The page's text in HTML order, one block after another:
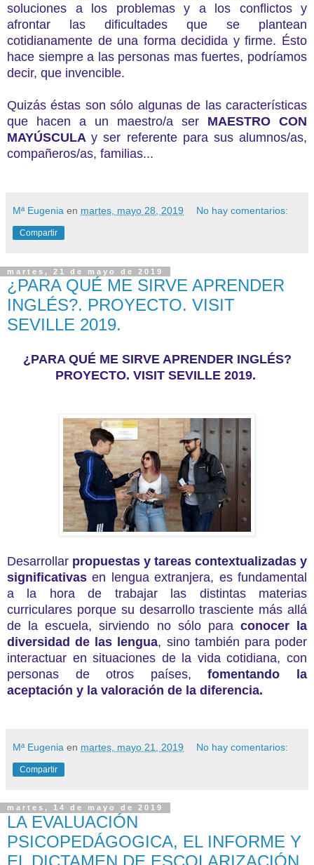
soluciones a los problemas y a los conflictos y
afrontar las dificultades que se plantean
cotidianamente de una forma decidida y firme. Ésto
hace siempre a las personas mas fuertes, podríamos
decir, que invencible.
Quizás éstas son sólo algunas de las características
que hacen a un maestro/a ser MAESTRO CON
MAYÚSCULAy ser referente para sus alumnos/as,
compañeros/as, familias...
Mª Eugenia en martes, mayo 28, 2019 No hay comentarios:
Compartir
martes, 21 de mayo de 2019
¿PARA QUÉ ME SIRVE APRENDER
INGLÉS?. PROYECTO. VISIT
SEVILLE 2019.
¿PARA QUÉ ME SIRVE APRENDER INGLÉS?
PROYECTO. VISIT SEVILLE 2019.
Desarrollar propuestas y tareas contextualizadas y
significativasen lengua extranjera, es fundamental
a la hora de trabajar las distintas materias
curriculares porque su desarrollo trasciente más allá
de la escuela, sirviendo no sólo para conocer la
diversidad de las lengua, sino también para poder
interactuar en situaciones de la vida cotidiana, con
personas de otros países,fomentando la
aceptación y la valoración de la diferencia.
Mª Eugenia en martes, mayo 21, 2019 No hay comentarios:
Compartir
martes, 14 de mayo de 2019
LA EVALUACIÓN
PSICOPEDÁGOGICA, EL INFORME Y
EL DICTAMEN DE ESCOLARIZACIÓN